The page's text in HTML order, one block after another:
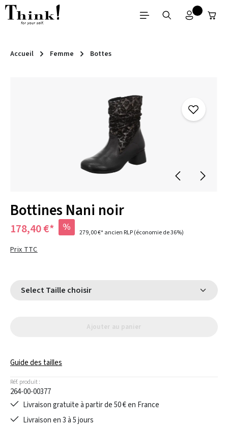
Passer au contenu principal
Accueil Femme Bottes
Bottines Nani noir
178,40 €* % 279,00 €*ancien RLP(économie de 36%)
Prix TTC
Select Taille choisir
Ajouter au panier
Guide des tailles
Réf. produit :
264-00-00377
Livraison gratuite à partir de 50 € en France
Livraison en 3 à 5 jours